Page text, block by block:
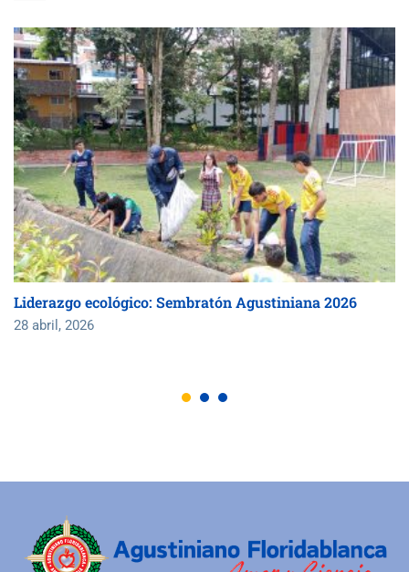
Liderazgo ecológico: Sembratón Agustiniana 2026
28 abril, 2026